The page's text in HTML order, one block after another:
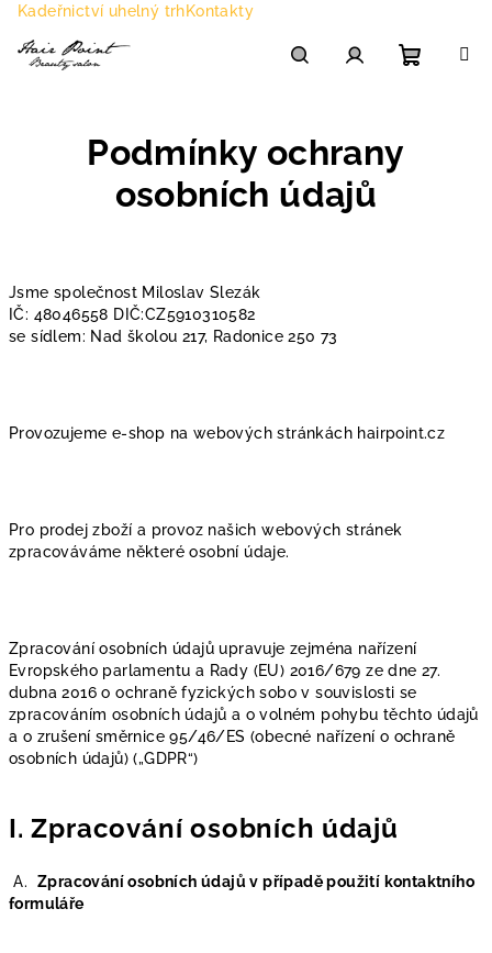
Přejít
obsah
Kadeřnictví uhelný trhKontakty
Podmínky ochrany
osobních údajů
Jsme společnost Miloslav Slezák
IČ: 48046558 DIČ:CZ5910310582
se sídlem: Nad školou 217, Radonice 250 73
Provozujeme e-shop na webových stránkách hairpoint.cz
Pro prodej zboží a provoz našich webových stránek
zpracováváme některé osobní údaje.
Zpracování osobních údajů upravuje zejména nařízení
Evropského parlamentu a Rady (EU) 2016/679 ze dne 27.
dubna 2016 o ochraně fyzických sobo v souvislosti se
zpracováním osobních údajů a o volném pohybu těchto údajů
a o zrušení směrnice 95/46/ES (obecné nařízení o ochraně
osobních údajů) („GDPR“)
I. Zpracování osobních údajů
A. Zpracování osobních údajů v případě použití kontaktního
formuláře